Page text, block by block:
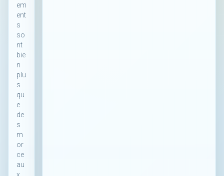
em
ent
s
so
nt
bie
n
plu
s
qu
e
de
s
m
or
ce
au